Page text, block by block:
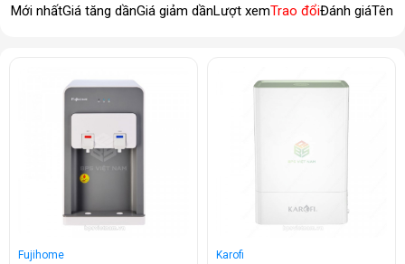
Mới nhấtGiá tăng dầnGiá giảm dầnLượt xemTrao đổiĐánh giáTên
Fujihome
Karofi